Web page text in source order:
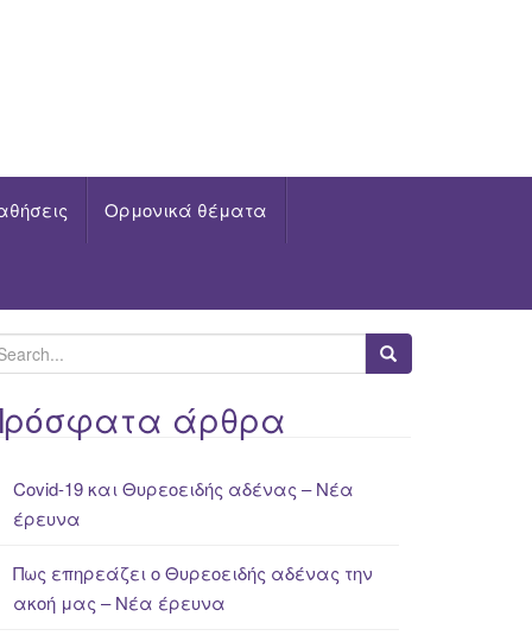
Ορμονικά θέματα
άρθρα
Covid-19 και Θυρεοειδής αδένας – Νέα
έρευνα
Πως επηρεάζει ο Θυρεοειδής αδένας την
ακοή μας – Νέα έρευνα